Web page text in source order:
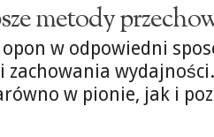
metody
w odpowiedni
zachowania
w pionie, jak i